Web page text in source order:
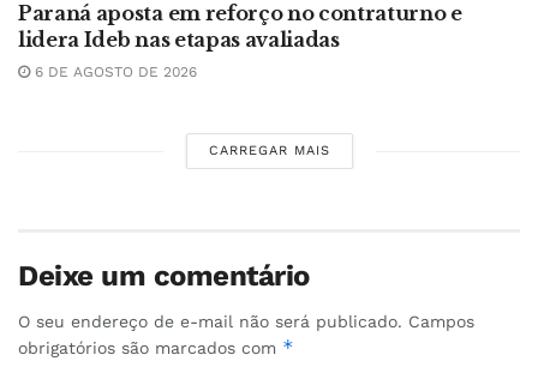
Paraná aposta em reforço no contraturno e
lidera Ideb nas etapas avaliadas
6 DE AGOSTO DE 2026
CARREGAR MAIS
Deixe um comentário
O seu endereço de e-mail não será publicado. Campos
obrigatórios são marcados com *